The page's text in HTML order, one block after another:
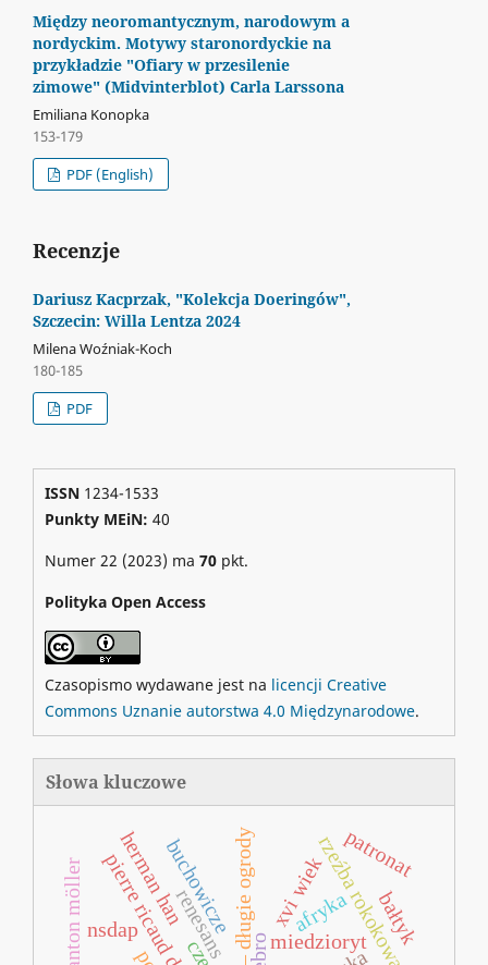
Między neoromantycznym, narodowym a
nordyckim. Motywy staronordyckie na
przykładzie "Ofiary w przesilenie
zimowe" (Midvinterblot) Carla Larssona
Emiliana Konopka
153-179
PDF (English)
Recenzje
Dariusz Kacprzak, "Kolekcja Doeringów",
Szczecin: Willa Lentza 2024
Milena Woźniak-Koch
180-185
PDF
ISSN 1234-1533
Punkty MEiN: 40
Numer 22 (2023) ma 70pkt.
Polityka Open Access
Czasopismo wydawane jest na licencji Creative
Commons Uznanie autorstwa 4.0 Międzynarodowe.
Słowa kluczowe
miedzioryt
buchowicze rzeźba rokokowa
renesans xvi wiek patronat
nsdap bałtyk
afryka
anton möller herman han